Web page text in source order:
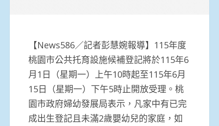
【News586／記者彭慧婉報導】115年度
桃園市公共托育設施候補登記將於115年6
月1日（星期一）上午10時起至115年6月
15日（星期一）下午5時止開放受理。桃
園市政府婦幼發展局表示，凡家中有已完
成出生登記且未滿2歲嬰幼兒的家庭，如